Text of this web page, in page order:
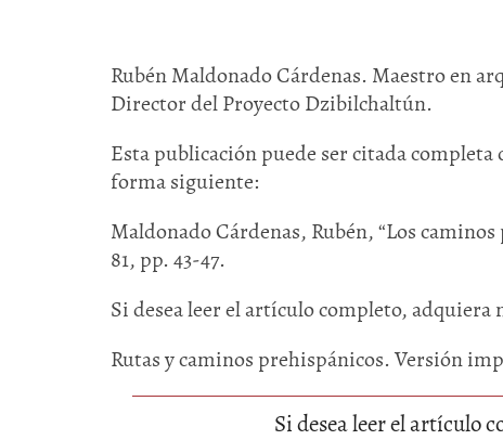
Rubén Maldonado Cárdenas. Maestro en
Director del Proyecto Dzibilchaltún.
Esta publicación puede ser citada
forma siguiente:
Maldonado Cárdenas, Rubén, “Los
81, pp. 43-47.
Si desea leer el artículo completo,
Rutas y caminos prehispánicos. Versión
Si desea leer el artículo